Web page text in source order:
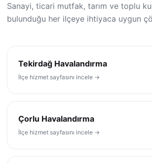
Sanayi, ticari mutfak, tarım ve toplu
bulunduğu her ilçeye ihtiyaca uygun
Tekirdağ Havalandırma
İlçe hizmet sayfasını incele →
Çorlu Havalandırma
İlçe hizmet sayfasını incele →